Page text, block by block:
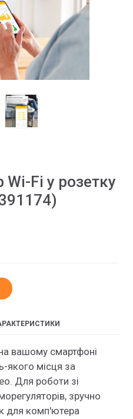
Fi у розетку
вашому смартфоні
якого місця за
Для роботи зі
зручно
для комп'ютера